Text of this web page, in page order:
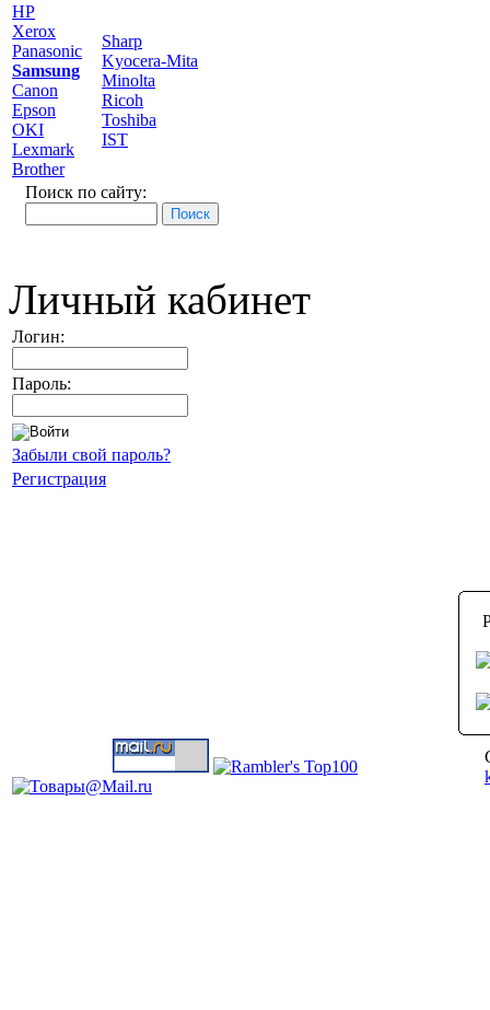
HP
Xerox
Panasonic
Samsung
Canon
Epson
OKI
Lexmark
Brother
Sharp
Kyocera-Mita
Minolta
Ricoh
Toshiba
IST
Поиск по сайту:
Личный кабинет
Логин:
Пароль:
Забыли свой пароль?
Регистрация